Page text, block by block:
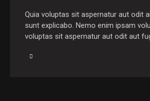
Quia voluptas sit aspernatur aut odit
sunt explicabo. Nemo enim ipsam
voluptas sit aspernatur aut odit aut